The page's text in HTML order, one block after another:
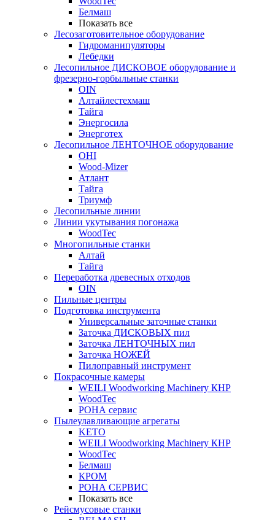
Белмаш
Показать все
Лесозаготовительное оборудование
Гидроманипуляторы
Лебедки
Лесопильное ДИСКОВОЕ оборудование и
фрезерно-горбыльные станки
OIN
Алтайлестехмаш
Тайга
Энергосила
Энерготех
Лесопильное ЛЕНТОЧНОЕ оборудование
OHI
Wood-Mizer
Атлант
Тайга
Триумф
Лесопильные линии
Линии укутывания погонажа
WoodTec
Многопильные станки
Алтай
Тайга
Переработка древесных отходов
OIN
Пильные центры
Подготовка инструмента
Универсальные заточные станки
Заточка ДИСКОВЫХ пил
Заточка ЛЕНТОЧНЫХ пил
Заточка НОЖЕЙ
Пилоправный инструмент
Покрасочные камеры
WEILI Woodworking Machinery КНР
WoodTec
РОНА сервис
Пылеулавливающие агрегаты
KETO
WEILI Woodworking Machinery КНР
WoodTec
Белмаш
КРОМ
РОНА СЕРВИС
Показать все
Рейсмусовые станки